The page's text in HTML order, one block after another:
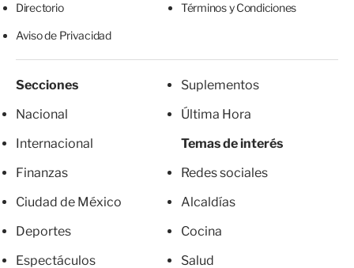
Directorio Términos y Condiciones
Aviso de Privacidad
Secciones
Nacional
Internacional
Finanzas
Ciudad de México
Deportes
Espectáculos
Suplementos
Última Hora
Temas de interés
Redes sociales
Alcaldías
Cocina
Salud